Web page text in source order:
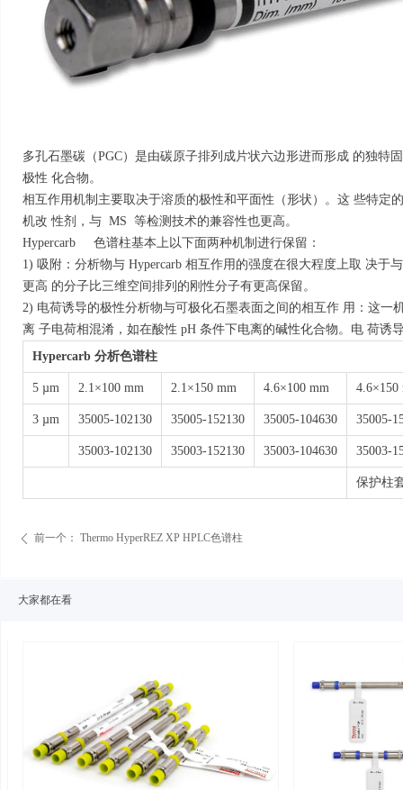
多孔石墨碳（PGC）是由碳原子排列成片状六边形进而形成 的独特
极性 化合物。
相互作用机制主要取决于溶质的极性和平面性（形状）。这 些特定
机改 性剂，与 MS 等检测技术的兼容性也更高。
Hypercarb 色谱柱基本上以下面两种机制进行保留：
1) 吸附：分析物与 Hypercarb 相互作用的强度在很大程度上取 决
更高 的分子比三维空间排列的刚性分子有更高保留。
2) 电荷诱导的极性分析物与可极化石墨表面之间的相互作 用：这
离 子电荷相混淆，如在酸性 pH 条件下电离的碱性化合物。电 荷
Hypercarb 分析色谱柱
5 µm 2.1×100 mm 2.1×150 mm 4.6×100 mm 4.6×150
3 µm 35005-102130 35005-152130 35005-104630 35005-
35003-102130 35003-152130 35003-104630 35003-
保护柱
ꄴ 前一个： Thermo HyperREZ XP HPLC色谱柱
大家都在看